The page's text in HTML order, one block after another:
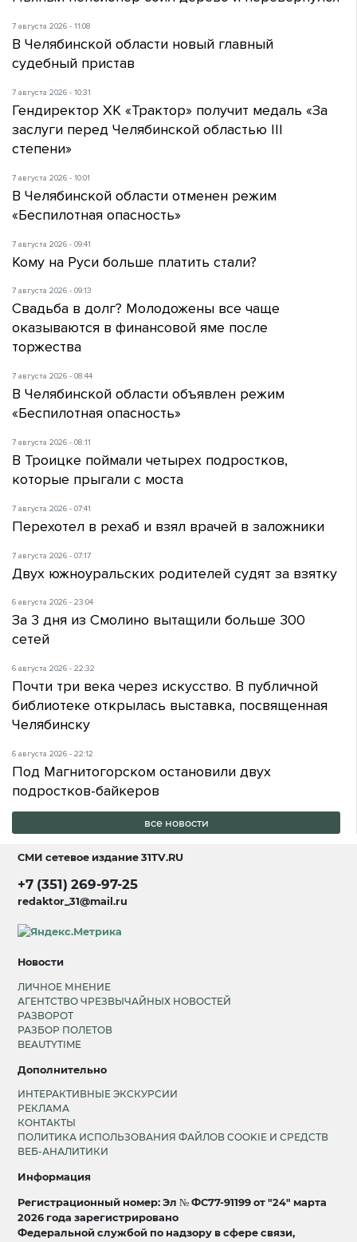
7 августа 2026 - 11:08
В Челябинской области новый главный
судебный пристав
7 августа 2026 - 10:31
Гендиректор ХК «Трактор» получит медаль «За
заслуги перед Челябинской областью III
степени»
7 августа 2026 - 10:01
В Челябинской области отменен режим
«Беспилотная опасность»
7 августа 2026 - 09:41
Кому на Руси больше платить стали?
7 августа 2026 - 09:13
Свадьба в долг? Молодожены все чаще
оказываются в финансовой яме после
торжества
7 августа 2026 - 08:44
В Челябинской области объявлен режим
«Беспилотная опасность»
7 августа 2026 - 08:11
В Троицке поймали четырех подростков,
которые прыгали с моста
7 августа 2026 - 07:41
Перехотел в рехаб и взял врачей в заложники
7 августа 2026 - 07:17
Двух южноуральских родителей судят за взятку
6 августа 2026 - 23:04
За 3 дня из Смолино вытащили больше 300
сетей
6 августа 2026 - 22:32
Почти три века через искусство. В публичной
библиотеке открылась выставка, посвященная
Челябинску
6 августа 2026 - 22:12
Под Магнитогорском остановили двух
подростков-байкеров
все новости
СМИ сетевое издание31TV.RU
+7 (351) 269-97-25
redaktor_31@mail.ru
Новости
ЛИЧНОЕ МНЕНИЕ
АГЕНТСТВО ЧРЕЗВЫЧАЙНЫХ НОВОСТЕЙ
РАЗВОРОТ
РАЗБОР ПОЛЕТОВ
BEAUTYTIME
Дополнительно
ИНТЕРАКТИВНЫЕ ЭКСКУРСИИ
РЕКЛАМА
КОНТАКТЫ
ПОЛИТИКА ИСПОЛЬЗОВАНИЯ ФАЙЛОВ COOKIE И СРЕДСТВ
ВЕБ-АНАЛИТИКИ
Информация
Регистрационный номер: Эл № ФС77-91199 от "24" марта
2026 года зарегистрировано
Федеральной службой по надзору в сфере связи,